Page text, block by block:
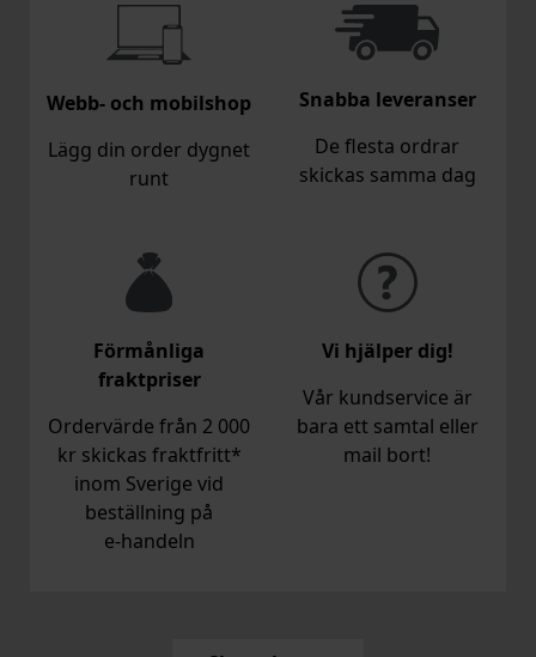
Webb- och mobilshop
Lägg din order dygnet
runt
Snabba leveranser
De flesta ordrar
skickas samma dag
Förmånliga
fraktpriser
Ordervärde från 2 000
kr skickas fraktfritt*
inom Sverige vid
beställning på
e‑handeln
Vi hjälper dig!
Vår kundservice är
bara ett samtal eller
mail bort!